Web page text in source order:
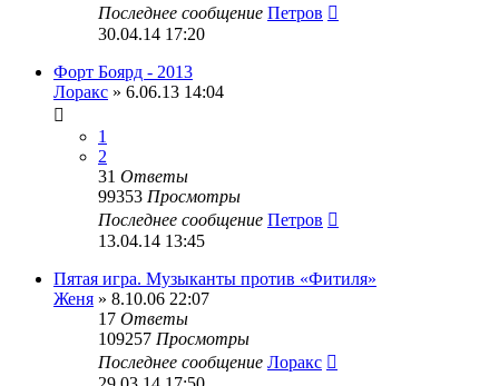
Последнее сообщение Петров
30.04.14 17:20
Форт Боярд - 2013
Лоракс » 6.06.13 14:04
1
2
31 Ответы
99353 Просмотры
Последнее сообщение Петров
13.04.14 13:45
Пятая игра. Музыканты против «Фитиля»
Женя » 8.10.06 22:07
17 Ответы
109257 Просмотры
Последнее сообщение Лоракс